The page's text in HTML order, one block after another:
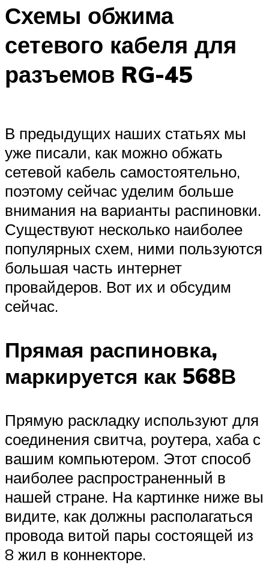
Схемы обжима
сетевого кабеля для
разъемов RG-45
В предыдущих наших статьях мы
уже писали, как можно обжать
сетевой кабель самостоятельно,
поэтому сейчас уделим больше
внимания на варианты распиновки.
Существуют несколько наиболее
популярных схем, ними пользуются
большая часть интернет
провайдеров. Вот их и обсудим
сейчас.
Прямая распиновка,
маркируется как 568В
Прямую раскладку используют для
соединения свитча, роутера, хаба с
вашим компьютером. Этот способ
наиболее распространенный в
нашей стране. На картинке ниже вы
видите, как должны располагаться
провода витой пары состоящей из
8 жил в коннекторе.